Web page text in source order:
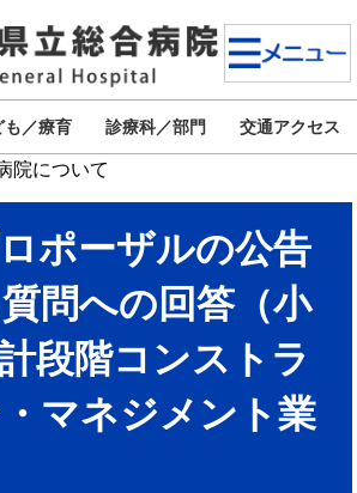
も／療育 診療科／部門 交通アクセス
院について
ポーザルの公告
問への回答（小
段階コンストラ
マネジメント業